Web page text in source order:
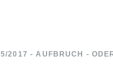
5/2017 - AUFBRUCH -